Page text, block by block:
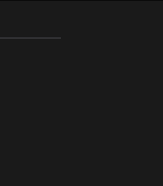
LETO, ORADEA, 8